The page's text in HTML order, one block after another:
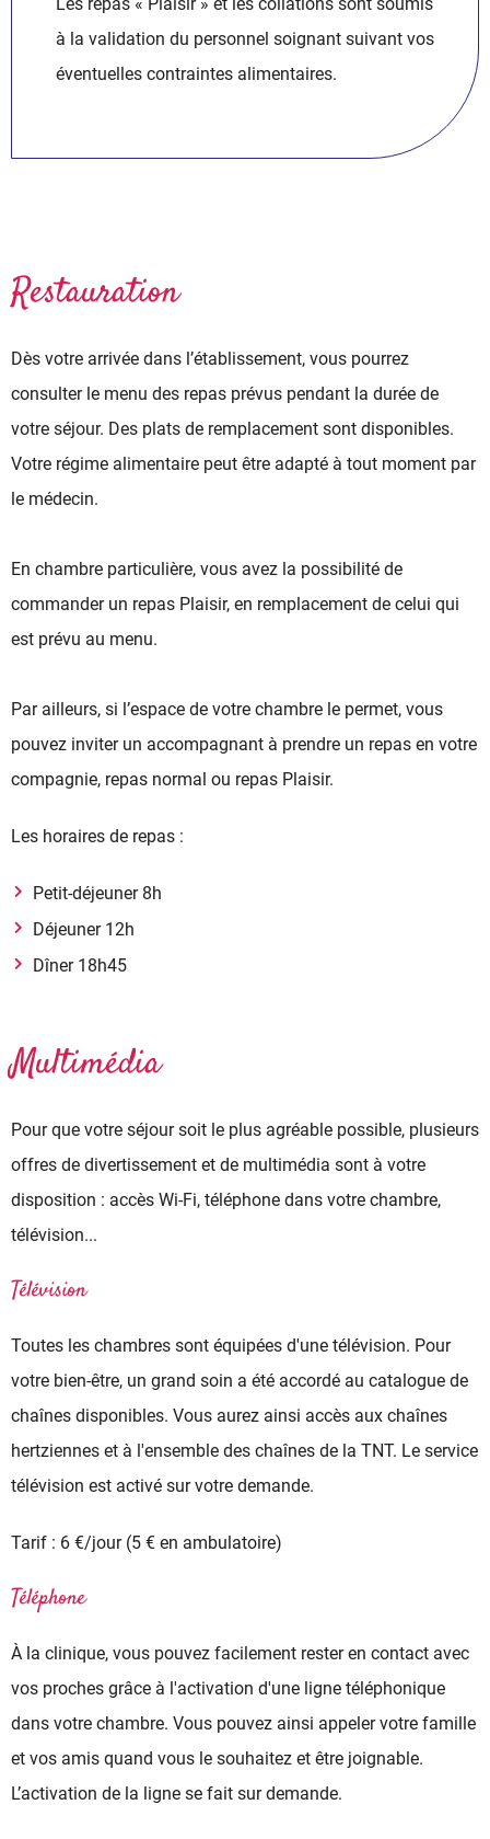
à la validation du personnel soignant suivant vos
éventuelles contraintes alimentaires.
Restauration
Dès votre arrivée dans l’établissement, vous pourrez
consulter le menu des repas prévus pendant la durée de
votre séjour. Des plats de remplacement sont disponibles.
Votre régime alimentaire peut être adapté à tout moment par
le médecin.
En chambre particulière, vous avez la possibilité de
commander un repas Plaisir, en remplacement de celui qui
est prévu au menu.
Par ailleurs, si l’espace de votre chambre le permet, vous
pouvez inviter un accompagnant à prendre un repas en votre
compagnie, repas normal ou repas Plaisir.
Les horaires de repas :
Petit-déjeuner 8h
Déjeuner 12h
Dîner 18h45
Multimédia
Pour que votre séjour soit le plus agréable possible, plusieurs
offres de divertissement et de multimédia sont à votre
disposition : accès Wi-Fi, téléphone dans votre chambre,
télévision...
Télévision
Toutes les chambres sont équipées d'une télévision. Pour
votre bien-être, un grand soin a été accordé au catalogue de
chaînes disponibles. Vous aurez ainsi accès aux chaînes
hertziennes et à l'ensemble des chaînes de la TNT. Le service
télévision est activé sur votre demande.
Tarif : 6 €/jour (5 € en ambulatoire)
Téléphone
À la clinique, vous pouvez facilement rester en contact avec
vos proches grâce à l'activation d'une ligne téléphonique
dans votre chambre. Vous pouvez ainsi appeler votre famille
et vos amis quand vous le souhaitez et être joignable.
L’activation de la ligne se fait sur demande.